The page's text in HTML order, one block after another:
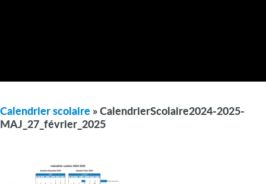
Calendrier scolaire » CalendrierScolaire2024-2025-
MAJ_27_février_2025